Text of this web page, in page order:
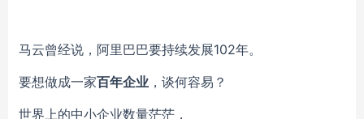
马云曾经说，阿里巴巴要持续发展102年。
要想做成一家百年企业 ，谈何容易？
世界上的中小企业数量茫茫，